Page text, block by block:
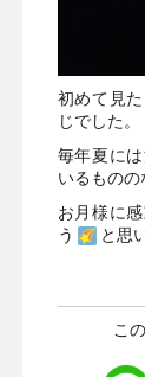
初めて見
じでした。
毎年夏に
いるものの
お月様に
う
と思
こ